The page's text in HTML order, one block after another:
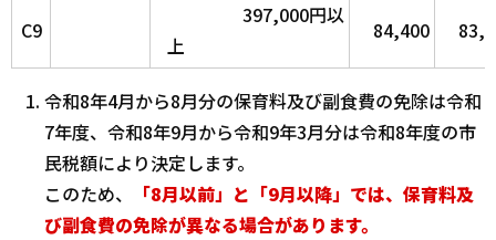
C9
397,000円以
上
84,400
令和8年4月から8月分の保育料及び副食費の免除は令和
7年度、令和8年9月から令和9年3月分は令和8年度の市
民税額により決定します。
このため、
「8月以前」と「9月以降」では、保育料及
び副食費の免除が異なる場合があります。